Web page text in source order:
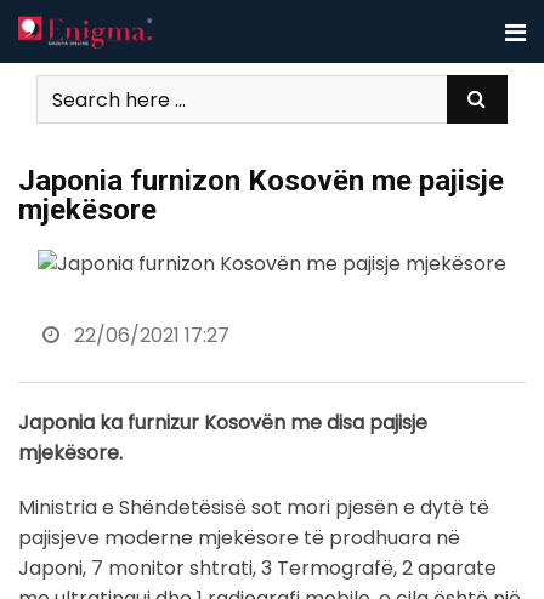
Skip
to
content
Japonia furnizon Kosovën me pajisje
mjekësore
22/06/2021 17:27
Japonia ka furnizur Kosovën me disa pajisje
mjekësore.
Ministria e Shëndetësisë sot mori pjesën e dytë të
pajisjeve moderne mjekësore të prodhuara në
Japoni, 7 monitor shtrati, 3 Termografë, 2 aparate